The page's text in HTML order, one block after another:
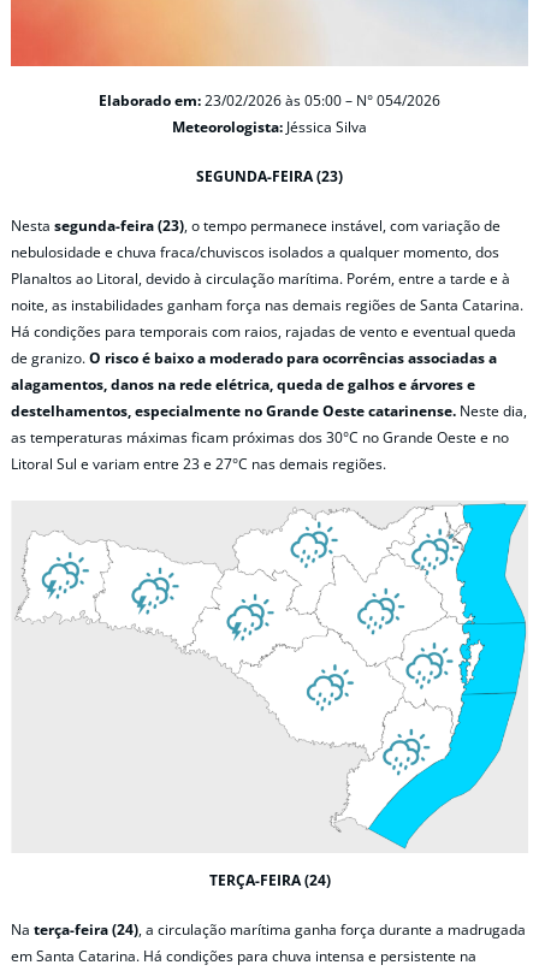
Elaborado em:23/02/2026 às 05:00 – N° 054/2026
Meteorologista: Jéssica Silva
SEGUNDA-FEIRA (23)
Nesta segunda-feira (23), o tempo permanece instável, com variação de
nebulosidade e chuva fraca/chuviscos isolados a qualquer momento, dos
Planaltos ao Litoral, devido à circulação marítima. Porém, entre a tarde e à
noite, as instabilidades ganham força nas demais regiões de Santa Catarina.
Há condições para temporais com raios, rajadas de vento e eventual queda
de granizo.O risco é baixo a moderado para ocorrências associadas a
alagamentos, danos na rede elétrica, queda de galhos e árvores e
destelhamentos, especialmente no Grande Oeste catarinense. Neste dia,
as temperaturas máximas ficam próximas dos 30°C no Grande Oeste e no
Litoral Sul e variam entre 23 e 27°C nas demais regiões.
TERÇA-FEIRA (24)
Na terça-feira (24), a circulação marítima ganha força durante a madrugada
em Santa Catarina. Há condições para chuva intensa e persistente na